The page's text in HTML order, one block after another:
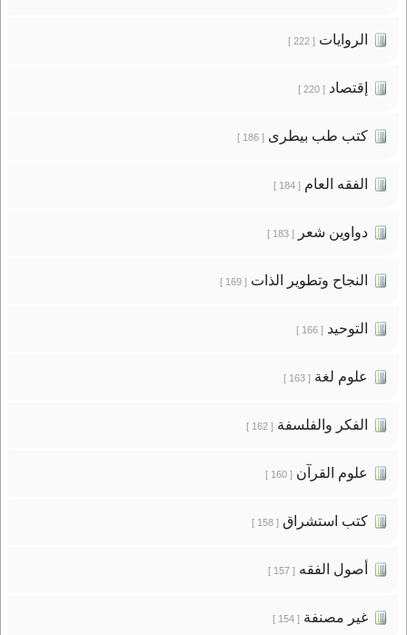
الروايات[ 222 ]
إقتصاد[ 220 ]
كتب طب بيطرى[ 186 ]
الفقه العام[ 184 ]
دواوين شعر[ 183 ]
النجاح وتطوير الذات[ 169 ]
التوحيد[ 166 ]
علوم لغة[ 163 ]
الفكر والفلسفة[ 162 ]
علوم القرآن[ 160 ]
كتب استشراق[ 158 ]
أصول الفقه[ 157 ]
غير مصنفة[ 154 ]